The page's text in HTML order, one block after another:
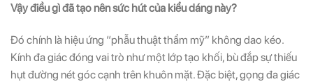
Vậy điều gì đã tạo nên sức hút của kiểu dáng này?
Đó chính là hiệu ứng “phẫu thuật thẩm mỹ” không dao kéo.
Kính đa giác đóng vai trò như một lớp tạo khối, bù đắp sự thiếu
hụt đường nét góc cạnh trên khuôn mặt. Đặc biệt, gọng đa giác